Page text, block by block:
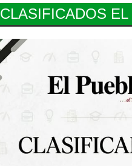
CLASIFICADOS EL